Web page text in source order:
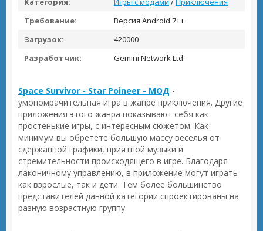
Требование:
Версия Android 7++
Загрузок:
420000
Разработчик:
Gemini Network Ltd.
Space Survivor - Star Poineer - МОД -
умопомрачительная игра в жанре приключения. Другие
приложения этого жанра показывают себя как
простенькие игры, с интересным сюжетом. Как
минимум вы обретёте большую массу веселья от
сдержанной графики, приятной музыки и
стремительности происходящего в игре. Благодаря
лаконичному управлению, в приложение могут играть
как взрослые, так и дети. Тем более большинство
представителей данной категории спроектированы на
разную возрастную группу.